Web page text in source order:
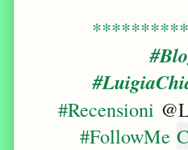
#Recensioni
#FollowMe